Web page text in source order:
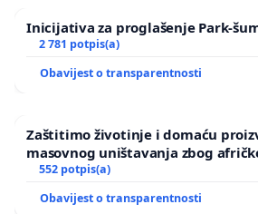
Inicijativa za proglašenje Park-
2 781 potpis(a)
Obavijest o transparentnosti
Zaštitimo životinje i domaću
masovnog uništavanja zbog
552 potpis(a)
Obavijest o transparentnosti